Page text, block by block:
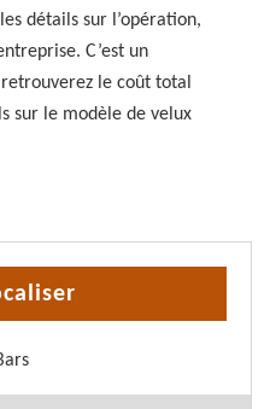
détails sur l’opération,
C’est un
le coût total
sur le modèle de velux